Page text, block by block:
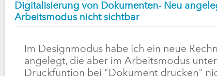
Digitalisierung von Dokumenten- Neu
Arbeitsmodus nicht sichtbar
Im Designmodus habe ich ein neue
angelegt, die aber im Arbeitsmodus
Druckfuntion bei "Dokument drucken"